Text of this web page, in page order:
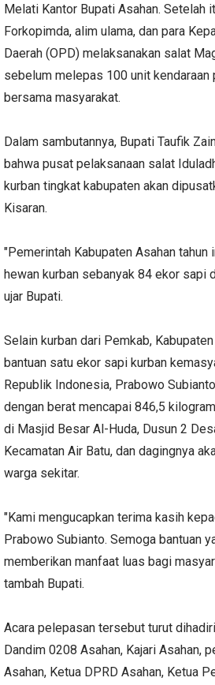
Melati Kantor Bupati Asahan. Setelah
Forkopimda, alim ulama, dan para
Daerah (OPD) melaksanakan salat
sebelum melepas 100 unit kendaraan
bersama masyarakat.
Dalam sambutannya, Bupati Taufik
bahwa pusat pelaksanaan salat
kurban tingkat kabupaten akan
Kisaran.
"Pemerintah Kabupaten Asahan tahun
hewan kurban sebanyak 84 ekor sapi
ujar Bupati.
Selain kurban dari Pemkab,
bantuan satu ekor sapi kurban
Republik Indonesia, Prabowo
dengan berat mencapai 846,5
di Masjid Besar Al-Huda, Dusun 2
Kecamatan Air Batu, dan dagingnya
warga sekitar.
"Kami mengucapkan terima kasih
Prabowo Subianto. Semoga bantuan
memberikan manfaat luas bagi
tambah Bupati.
Acara pelepasan tersebut turut
Dandim 0208 Asahan, Kajari Asahan,
Asahan, Ketua DPRD Asahan, Ketua